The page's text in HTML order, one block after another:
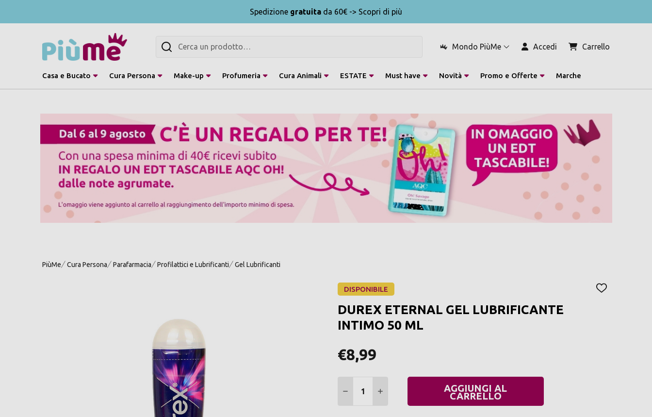
Spedizione gratuita da 60€ -> Scopri di più
Mondo PiùMe Accedi Carrello
Cerca
Casa e Bucato Cura Persona Make-up Profumeria Cura Animali ESTATE Must have Novità Promo e Offerte Marche
PiùMe Cura Persona Parafarmacia Profilattici e Lubrificanti Gel Lubrificanti
DISPONIBILE
AGGIUNGI
DUREX ETERNAL GEL LUBRIFICANTE
INTIMO 50 ML
€8,99
DIMINUIRE QUANTITÀ:
AUMENTARE QUANTITÀ:AGGIUNGI AL
CARRELLO